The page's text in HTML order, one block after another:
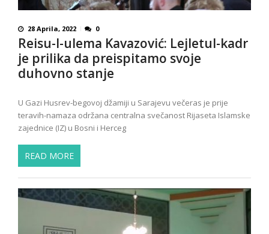
28 Aprila, 2022 0
Reisu-l-ulema Kavazović: Lejletul-kadr
je prilika da preispitamo svoje
duhovno stanje
U Gazi Husrev-begovoj džamiji u Sarajevu večeras je prije
teravih-namaza održana centralna svečanost Rijaseta Islamske
zajednice (IZ) u Bosni i Herceg
READ MORE